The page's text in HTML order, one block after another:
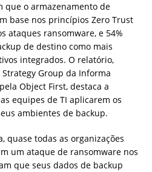
que o armazenamento de
base nos princípios Zero Trust
ataques ransomware, e 54%
de destino como mais
integrados. O relatório,
Group da Informa
Object First, destaca a
equipes de TI aplicarem os
ambientes de backup.
quase todas as organizações
um ataque de ransomware nos
que seus dados de backup